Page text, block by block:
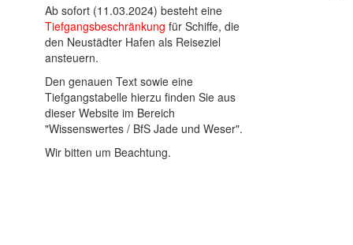
Ab sofort (11.03.2024) besteht eine
Tiefgangsbeschränkung für Schiffe, die
den Neustädter Hafen als Reiseziel
ansteuern.
Den genauen Text sowie eine
Tiefgangstabelle hierzu finden Sie aus
dieser Website im Bereich
"Wissenswertes / BfS Jade und Weser".
Wir bitten um Beachtung.